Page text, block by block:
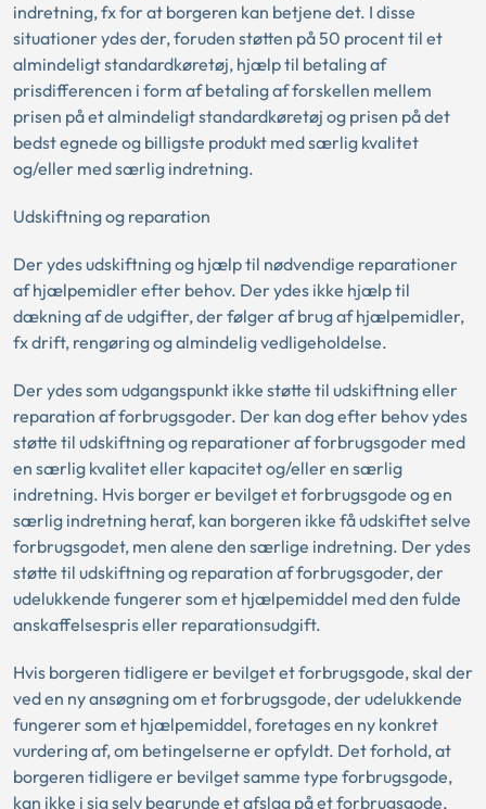
indretning, fx for at borgeren kan betjene det. I disse
situationer ydes der, foruden støtten på 50 procent til et
almindeligt standardkøretøj, hjælp til betaling af
prisdifferencen i form af betaling af forskellen mellem
prisen på et almindeligt standardkøretøj og prisen på det
bedst egnede og billigste produkt med særlig kvalitet
og/eller med særlig indretning.
Udskiftning og reparation
Der ydes udskiftning og hjælp til nødvendige reparationer
af hjælpemidler efter behov. Der ydes ikke hjælp til
dækning af de udgifter, der følger af brug af hjælpemidler,
fx drift, rengøring og almindelig vedligeholdelse.
Der ydes som udgangspunkt ikke støtte til udskiftning eller
reparation af forbrugsgoder. Der kan dog efter behov ydes
støtte til udskiftning og reparationer af forbrugsgoder med
en særlig kvalitet eller kapacitet og/eller en særlig
indretning. Hvis borger er bevilget et forbrugsgode og en
særlig indretning heraf, kan borgeren ikke få udskiftet selve
forbrugsgodet, men alene den særlige indretning. Der ydes
støtte til udskiftning og reparation af forbrugsgoder, der
udelukkende fungerer som et hjælpemiddel med den fulde
anskaffelsespris eller reparationsudgift.
Hvis borgeren tidligere er bevilget et forbrugsgode, skal der
ved en ny ansøgning om et forbrugsgode, der udelukkende
fungerer som et hjælpemiddel, foretages en ny konkret
vurdering af, om betingelserne er opfyldt. Det forhold, at
borgeren tidligere er bevilget samme type forbrugsgode,
kan ikke i sig selv begrunde et afslag på et forbrugsgode,